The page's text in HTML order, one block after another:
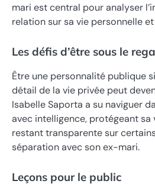
mari est central pour analyser
relation sur sa vie personnelle
Les défis d’être sous le
Être une personnalité publique
détail de la vie privée peut
Isabelle Saporta a su naviguer
avec intelligence, protégeant sa
restant transparente sur
séparation avec son ex-mari.
Leçons pour le public